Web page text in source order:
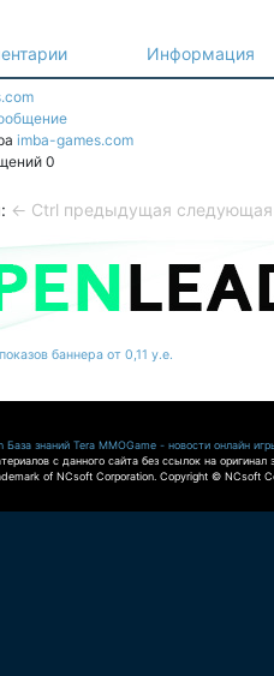
Информация
imba-games.com
0
← Ctrl предыдущая
баннера от 0,11 у.е.
База знаний Tera MMOGame - новости онлайн
с данного сайта без ссылок на оригинал
of NCsoft Corporation. Copyright © NCsoft